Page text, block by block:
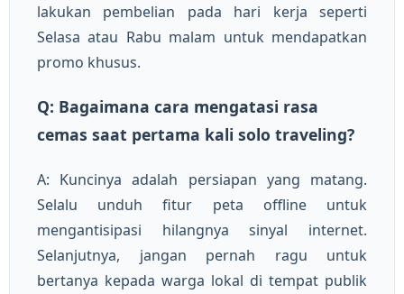
lakukan pembelian pada hari kerja seperti
Selasa atau Rabu malam untuk mendapatkan
promo khusus.
Q: Bagaimana cara mengatasi rasa
cemas saat pertama kali solo traveling?
A: Kuncinya adalah persiapan yang matang.
Selalu unduh fitur peta offline untuk
mengantisipasi hilangnya sinyal internet.
Selanjutnya, jangan pernah ragu untuk
bertanya kepada warga lokal di tempat publik